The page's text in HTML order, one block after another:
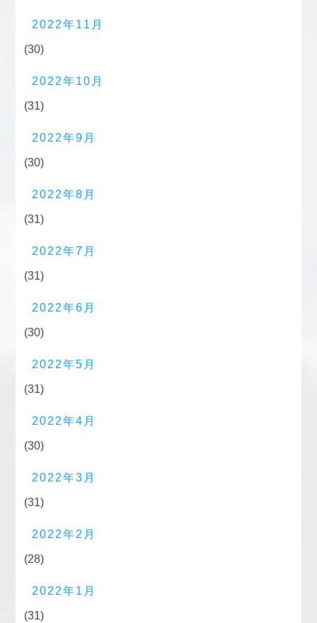
2022年11月
(30)
2022年10月
(31)
2022年9月
(30)
2022年8月
(31)
2022年7月
(31)
2022年6月
(30)
2022年5月
(31)
2022年4月
(30)
2022年3月
(31)
2022年2月
(28)
2022年1月
(31)